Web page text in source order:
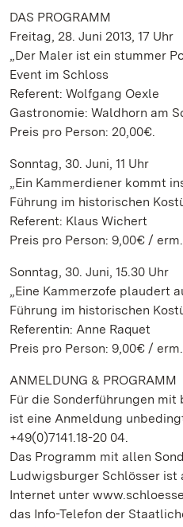
DAS PROGRAMM
Freitag, 28. Juni 2013, 17 Uhr
„Der Maler ist ein stummer
Event im Schloss
Referent: Wolfgang Oexle
Gastronomie: Waldhorn am
Preis pro Person: 20,00€.
Sonntag, 30. Juni, 11 Uhr
„Ein Kammerdiener kommt
Führung im historischen
Referent: Klaus Wichert
Preis pro Person: 9,00€ /
Sonntag, 30. Juni, 15.30 Uhr
„Eine Kammerzofe plaudert
Führung im historischen
Referentin: Anne Raquet
Preis pro Person: 9,00€ /
ANMELDUNG & PROGRAMM
Für die Sonderführungen
ist eine Anmeldung
+49(0)7141.18-20 04.
Das Programm mit allen
Ludwigsburger Schlösser ist
Internet unter
das Info-Telefon der